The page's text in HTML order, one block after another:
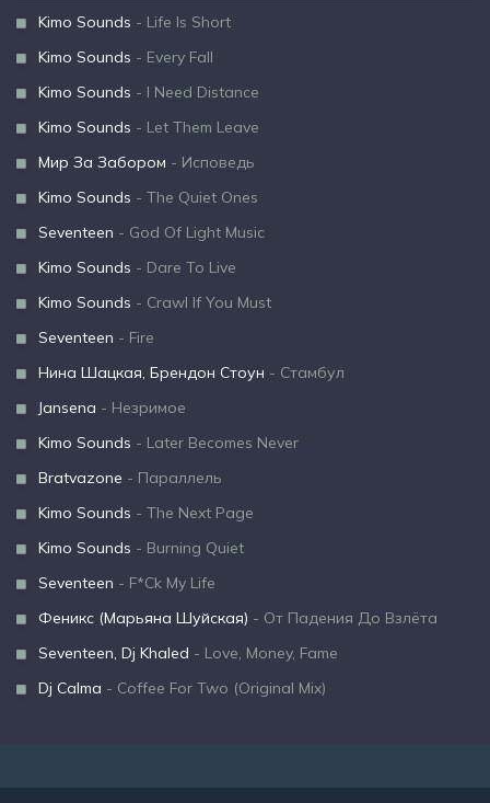
Kimo Sounds - Life Is Short
Kimo Sounds - Every Fall
Kimo Sounds - I Need Distance
Kimo Sounds - Let Them Leave
Мир За Забором - Исповедь
Kimo Sounds - The Quiet Ones
Seventeen - God Of Light Music
Kimo Sounds - Dare To Live
Kimo Sounds - Crawl If You Must
Seventeen - Fire
Нина Шацкая, Брендон Стоун - Стамбул
Jansena - Незримое
Kimo Sounds - Later Becomes Never
Bratvazone - Параллель
Kimo Sounds - The Next Page
Kimo Sounds - Burning Quiet
Seventeen - F*Ck My Life
Феникс (Марьяна Шуйская) - От Падения До Взлёта
Seventeen, Dj Khaled - Love, Money, Fame
Dj Calma - Coffee For Two (Original Mix)